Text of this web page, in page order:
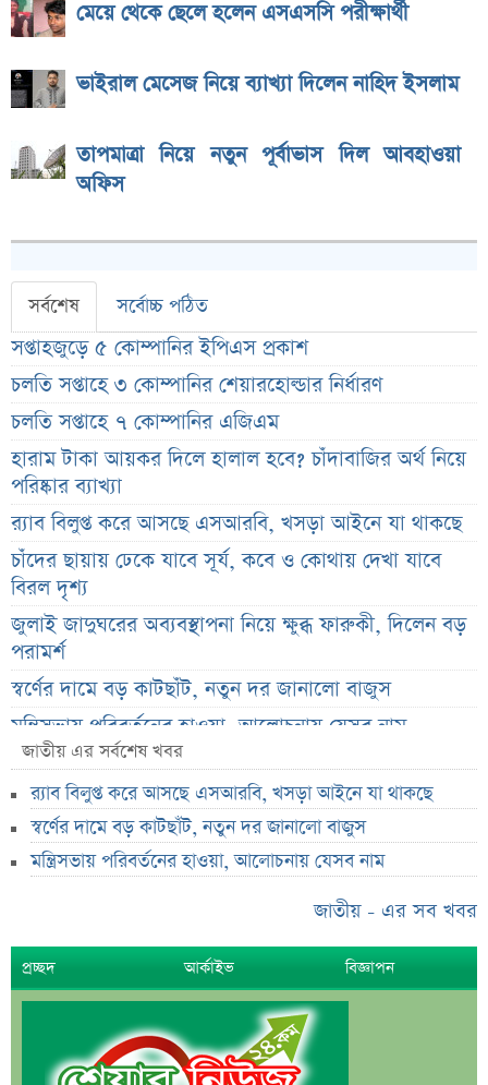
মেয়ে থেকে ছেলে হলেন এসএসসি পরীক্ষার্থী
ভাইরাল মেসেজ নিয়ে ব্যাখ্যা দিলেন নাহিদ ইসলাম
তাপমাত্রা নিয়ে নতুন পূর্বাভাস দিল আবহাওয়া
অফিস
সর্বশেষ সর্বোচ্চ পঠিত
সপ্তাহজুড়ে ৫ কোম্পানির ইপিএস প্রকাশ
চলতি সপ্তাহে ৩ কোম্পানির শেয়ারহোল্ডার নির্ধারণ
চলতি সপ্তাহে ৭ কোম্পানির এজিএম
হারাম টাকা আয়কর দিলে হালাল হবে? চাঁদাবাজির অর্থ নিয়ে
পরিষ্কার ব্যাখ্যা
র‌্যাব বিলুপ্ত করে আসছে এসআরবি, খসড়া আইনে যা থাকছে
চাঁদের ছায়ায় ঢেকে যাবে সূর্য, কবে ও কোথায় দেখা যাবে
বিরল দৃশ্য
জুলাই জাদুঘরের অব্যবস্থাপনা নিয়ে ক্ষুব্ধ ফারুকী, দিলেন বড়
পরামর্শ
স্বর্ণের দামে বড় কাটছাঁট, নতুন দর জানালো বাজুস
মন্ত্রিসভায় পরিবর্তনের হাওয়া, আলোচনায় যেসব নাম
দেশের ২৩তম রাষ্ট্রপতি; শেষ মুহূর্তে আলোচনায় যেসব নাম
শেখ হাসিনা, মামলা ও দেশে ফেরা নিয়ে খোলামেলা সাকিব
সরকারি কর্মচারীদের জন্য নতুন বার্তা, আলোচিত বেতন ইস্যু
ভারতকে ‘৭ নম্বর বিপদ সংকেত’ দেখাল ঢাকা
সরকারি কর্মীদের বেতন বাড়ানো নিয়ে যা বললেন প্রতিমন্ত্রী
এস আলমের শাটডাউনে ডিএসইর বন্ধ কোম্পানির সংখ্যা
দাঁড়াল ৩৫
সাপ্তাহিক দর বৃদ্ধির শীর্ষ ১০ কোম্পানি
সাপ্তাহিক দর পতনের শীর্ষ ১০ কোম্পানি
জাতীয় এর সর্বশেষ খবর
র‌্যাব বিলুপ্ত করে আসছে এসআরবি, খসড়া আইনে যা থাকছে
স্বর্ণের দামে বড় কাটছাঁট, নতুন দর জানালো বাজুস
মন্ত্রিসভায় পরিবর্তনের হাওয়া, আলোচনায় যেসব নাম
জাতীয় - এর সব খবর
প্রচ্ছদ আর্কাইভ বিজ্ঞাপন